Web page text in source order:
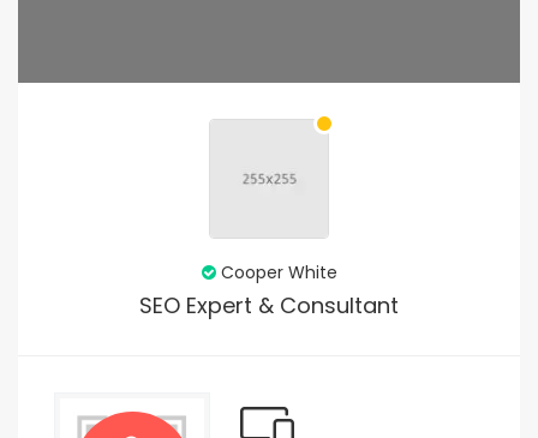
Cooper White
SEO Expert & Consultant